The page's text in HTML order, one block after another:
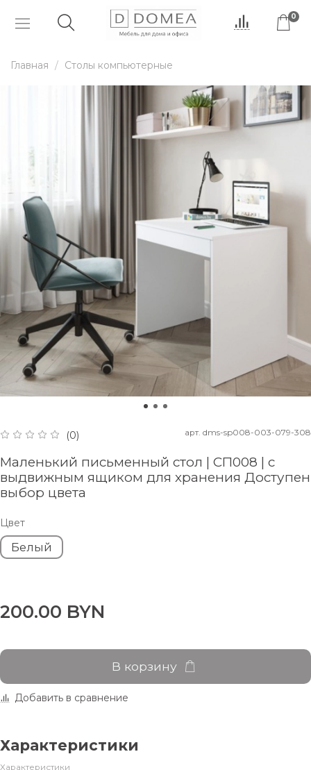
0
Главная Столы компьютерные
(0) арт. dms-sp008-003-079-308
Маленький письменный стол | СП008 | с
выдвижным ящиком для хранения Доступен
выбор цвета
Цвет
Белый
200.00 BYN
В корзину
Добавить в сравнение
Характеристики
Характеристики